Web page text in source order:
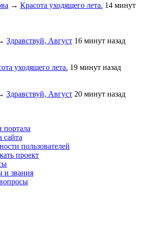
→ Красота уходящего лета. 14 минут
Здравствуй, Август 16 минут назад
уходящего лета. 19 минут назад
Здравствуй, Август 20 минут назад
портала
сайта
пользователей
проект
и звания